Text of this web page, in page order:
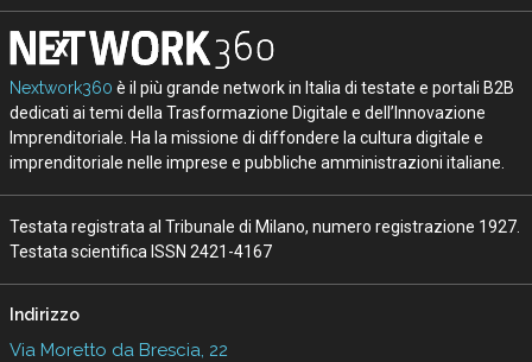
Nextwork360 è il più grande network in Italia di testate e portali B2B
dedicati ai temi della Trasformazione Digitale e dell’Innovazione
Imprenditoriale. Ha la missione di diffondere la cultura digitale e
imprenditoriale nelle imprese e pubbliche amministrazioni italiane.
Testata registrata al Tribunale di Milano, numero registrazione 1927.
Testata scientifica ISSN 2421-4167
Indirizzo
Via Moretto da Brescia, 22